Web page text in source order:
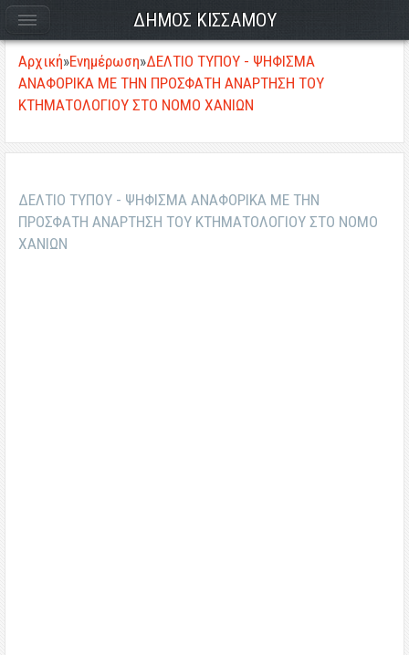
Αρχική»Ενημέρωση»ΔΕΛΤΙΟ ΤΥΠΟΥ - ΨΗΦΙΣΜΑ
ΑΝΑΦΟΡΙΚΑ ΜΕ ΤΗΝ ΠΡΟΣΦΑΤΗ ΑΝΑΡΤΗΣΗ ΤΟΥ
ΚΤΗΜΑΤΟΛΟΓΙΟΥ ΣΤΟ ΝΟΜΟ ΧΑΝΙΩΝ
ΔΕΛΤΙΟ ΤΥΠΟΥ - ΨΗΦΙΣΜΑ ΑΝΑΦΟΡΙΚΑ ΜΕ ΤΗΝ
ΠΡΟΣΦΑΤΗ ΑΝΑΡΤΗΣΗ ΤΟΥ ΚΤΗΜΑΤΟΛΟΓΙΟΥ ΣΤΟ ΝΟΜΟ
ΧΑΝΙΩΝ
ΔΗΜΟΣ ΚΙΣΣΑΜΟΥ